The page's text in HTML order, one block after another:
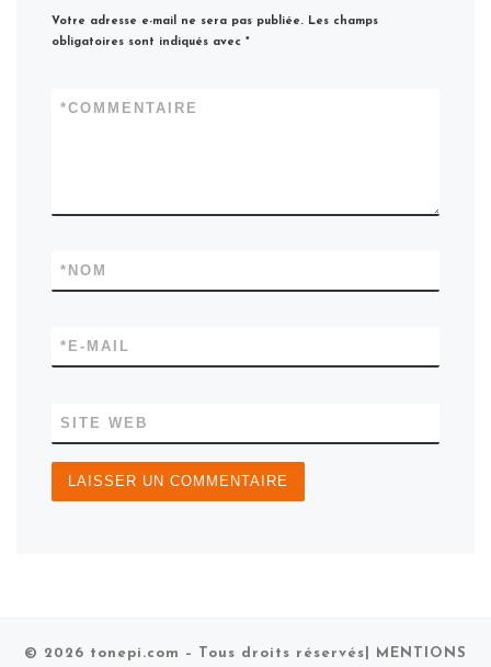
Votre adresse e-mail ne sera pas publiée. Les champs
obligatoires sont indiqués avec*
COMMENTAIRE
*
NOM
*
E-MAIL
*
SITE WEB
© 2026 tonepi.com – Tous droits réservés | MENTIONS